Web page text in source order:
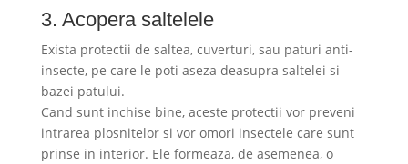
3. Acopera saltelele
Exista protectii de saltea, cuverturi, sau paturi anti-
insecte, pe care le poti aseza deasupra saltelei si
bazei patului.
Cand sunt inchise bine, aceste protectii vor preveni
intrarea plosnitelor si vor omori insectele care sunt
prinse in interior. Ele formeaza, de asemenea, o